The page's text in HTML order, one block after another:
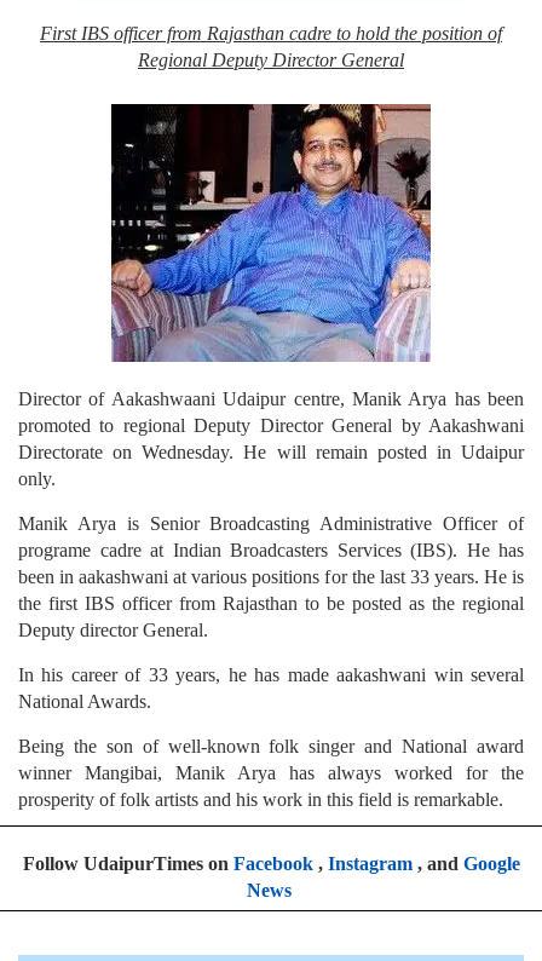
First IBS officer from Rajasthan cadre to hold the position of
Regional Deputy Director General
Director of Aakashwaani Udaipur centre, Manik Arya has been
promoted to regional Deputy Director General by Aakashwani
Directorate on Wednesday. He will remain posted in Udaipur
only.
Manik Arya is Senior Broadcasting Administrative Officer of
programe cadre at Indian Broadcasters Services (IBS). He has
been in aakashwani at various positions for the last 33 years. He is
the first IBS officer from Rajasthan to be posted as the regional
Deputy director General.
In his career of 33 years, he has made aakashwani win several
National Awards.
Being the son of well-known folk singer and National award
winner Mangibai, Manik Arya has always worked for the
prosperity of folk artists and his work in this field is remarkable.
Follow UdaipurTimes on Facebook, Instagram, and Google
News